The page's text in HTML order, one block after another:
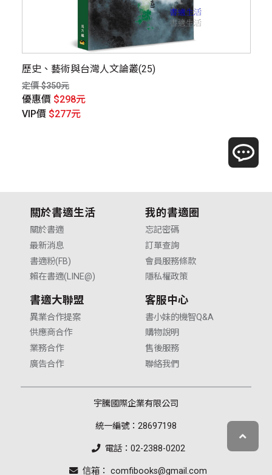
歷史、藝術與台灣人文論叢(25)
定價 $350元
優惠價 $298元
VIP價 $277元
關於書適生活
關於書適
最新消息
書適粉(FB)
賴在書適(LINE@)
我的書適圈
忘記密碼
訂單查詢
會員服務條款
隱私權政策
書適大聯盟
異業合作提案
供應商合作
業務合作
廣告合作
客服中心
書小妹的機智Q&A
購物說明
售後服務
聯絡我們
宇騰國際企業有限公司
統一編號：28697198
電話：02-2388-0202
信箱： comfibooks@gmail.com